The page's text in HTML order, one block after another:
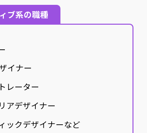
ブ系の職種
イナー
レーター
アデザイナー
ックデザイナーなど